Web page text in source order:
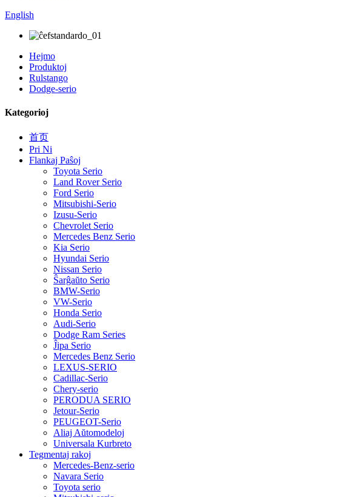
English
Hejmo
Produktoj
Rulstango
Dodge-serio
Kategorioj
首页
Pri Ni
Flankaj Paŝoj
Toyota Serio
Land Rover Serio
Ford Serio
Mitsubishi-Serio
Izusu-Serio
Chevrolet Serio
Mercedes Benz Serio
Kia Serio
Hyundai Serio
Nissan Serio
Ŝarĝaŭto Serio
BMW-Serio
VW-Serio
Honda Serio
Audi-Serio
Dodge Ram Series
Ĵipa Serio
Mercedes Benz Serio
LEXUS-SERIO
Cadillac-Serio
Chery-serio
PERODUA SERIO
Jetour-Serio
PEUGEOT-Serio
Aliaj Aŭtomodeloj
Universala Kurbreto
Tegmentaj rakoj
Mercedes-Benz-serio
Navara Serio
Toyota serio